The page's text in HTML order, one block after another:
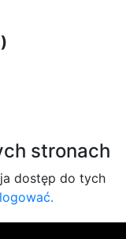
stronach
dostęp do tych